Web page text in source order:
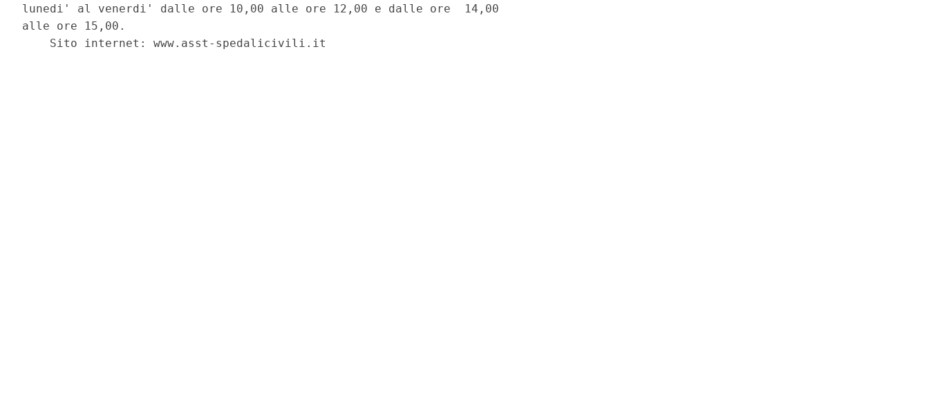
lunedi' al venerdi' dalle ore 10,00 alle ore 12,00 e dalle ore  14,00
alle ore 15,00.
    Sito internet: www.asst-spedalicivili.it